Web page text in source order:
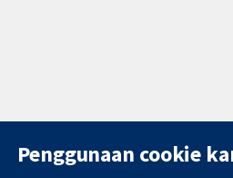
Penggunaan cookie